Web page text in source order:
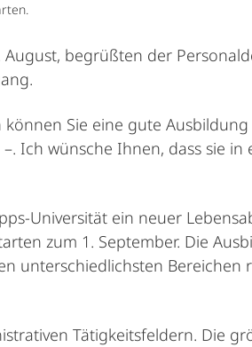
begrüßten der
Sie eine gute
Ich wünsche Ihnen, dass sie in
Universität ein neuer
zum 1. September. Die
unterschiedlichsten Bereichen
Tätigkeitsfeldern. Die